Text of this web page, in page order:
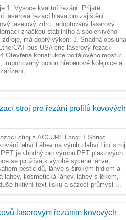
1. Vysoce kvalitní řezání: Přijaté
laserová řezací hlava pro zajištění
laserový zdroj: adoptovaný laserový
značkou stabilního a spolehlivého
má dobrý výkon; 3. Snadná
bus USA cnc laserový řezací
konstrukce portálového mostu:
importovaný pohon hřebenové kolejnice a
...
stroj pro řezání profilů kovových
stroj z ACCURL Laser T-Series
lahví Láhev na výrobu lahví Licí stroj
je vhodný pro výrobu PET plastových
se používá k výrobě sycené láhve,
pesticidů, láhve s širokým hrdlem a
láhev, kosmetická láhev, láhev s lékem,
fiktivní text tisku a sázecí průmysl ...
laserovým řezáním kovových